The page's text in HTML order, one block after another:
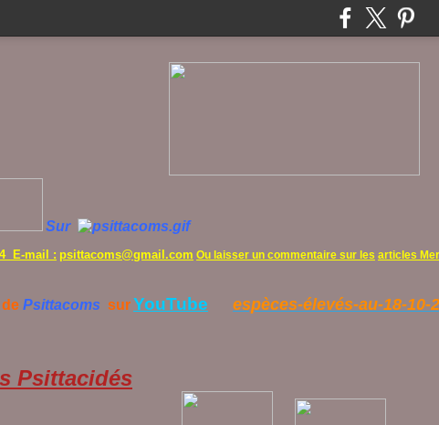
Sur
E-mail : psittacoms@gmail.com Ou laisser un commentaire sur les articles
Psittacoms surYouTube espèces-élevés-au-18-10-
Psittacidés